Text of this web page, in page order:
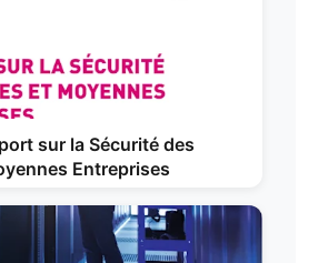
sur la Sécurité des
Entreprises